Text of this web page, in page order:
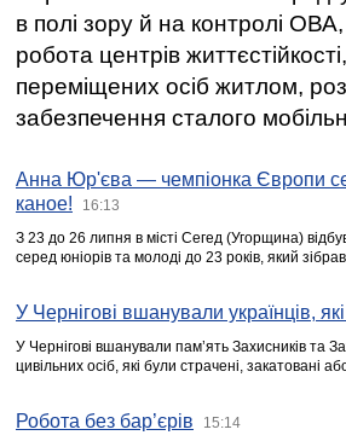
в полі зору й на контролі
робота центрів
переміщених осіб житлом,
забезпечення сталого
Анна Юр'єва — чемпіонка Європи
каное!
16:13
З 23 до 26 липня в місті Сегед (Угорщина)
серед юніорів та молоді до 23 років, який
У Чернігові вшанували українців,
У Чернігові вшанували пам’ять Захисників та
цивільних осіб, які були страчені, закатовані
Робота без бар’єрів 15:14